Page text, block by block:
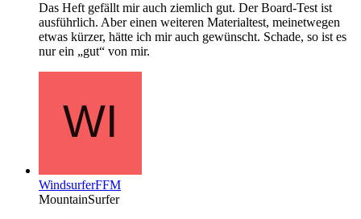
Das Heft gefällt mir auch ziemlich gut. Der Board-Test ist
ausführlich. Aber einen weiteren Materialtest, meinetwegen
etwas kürzer, hätte ich mir auch gewünscht. Schade, so ist es
nur ein „gut“ von mir.
WindsurferFFM
MountainSurfer